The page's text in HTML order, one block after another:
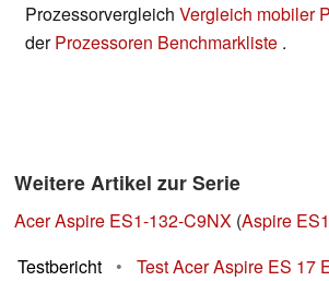
Prozessorvergleich Vergleich mobiler
derProzessoren Benchmarkliste .
Weitere Artikel zur Serie
Acer Aspire ES1-132-C9NX (Aspire
Testbericht
•
Test Acer Aspire ES 17